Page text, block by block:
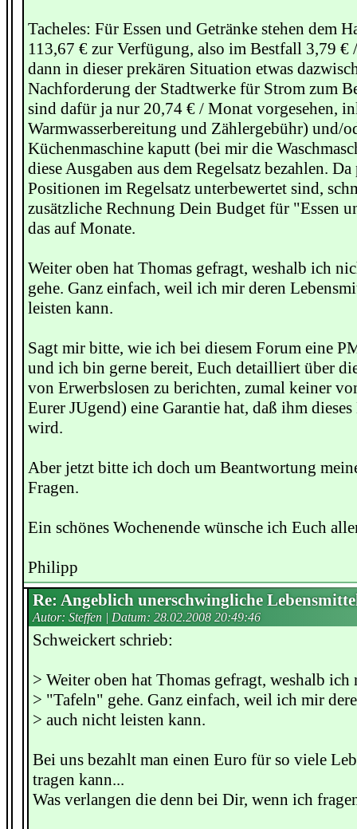
Tacheles: Für Essen und Getränke stehen dem
113,67 € zur Verfügung, also im Bestfall 3,79 €
dann in dieser prekären Situation etwas
Nachforderung der Stadtwerke für Strom zum
sind dafür ja nur 20,74 € / Monat vorgesehen,
Warmwasserbereitung und Zählergebühr) und/
Küchenmaschine kaputt (bei mir die
diese Ausgaben aus dem Regelsatz bezahlen.
Positionen im Regelsatz unterbewertet sind,
zusätzliche Rechnung Dein Budget für "Essen
das auf Monate.
Weiter oben hat Thomas gefragt, weshalb ich
gehe. Ganz einfach, weil ich mir deren
leisten kann.
Sagt mir bitte, wie ich bei diesem Forum eine
und ich bin gerne bereit, Euch detailliert über
von Erwerbslosen zu berichten, zumal keiner
Eurer JUgend) eine Garantie hat, daß ihm
wird.
Aber jetzt bitte ich doch um Beantwortung
Fragen.
Ein schönes Wochenende wünsche ich Euch
Philipp
Re: Angeblich unerschwingliche
Autor: Steffen | Datum: 28.02.2008 20:49:46
Schweickert schrieb:
> Weiter oben hat Thomas gefragt, weshalb ich
> "Tafeln" gehe. Ganz einfach, weil ich mir
> auch nicht leisten kann.
Bei uns bezahlt man einen Euro für so viele
tragen kann...
Was verlangen die denn bei Dir, wenn ich